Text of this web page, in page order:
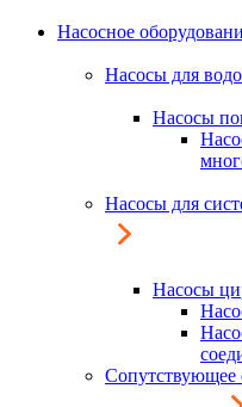
Насосное
Насосы для
Насосы
Насосы для
Насосы
Сопутствующее